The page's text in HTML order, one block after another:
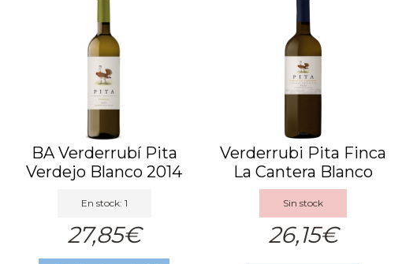
BA Verderrubí Pita
Verdejo Blanco 2014
En stock: 1
27,85€
Verderrubi Pita Finca
La Cantera Blanco
2021
Sin stock
26,15€